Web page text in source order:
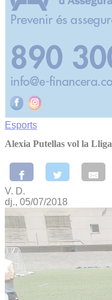
Esports
Alexia Putellas vol la Lliga
V. D.
dj., 05/07/2018